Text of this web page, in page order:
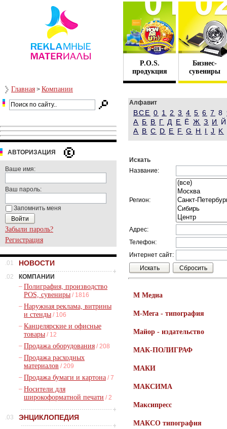
P.O.S.
продукция
Бизнес-
сувениры
Главная > Компании
АВТОРИЗАЦИЯ
Ваше имя:
Ваш пароль:
Запомнить меня
Забыли пароль?
Регистрация
.01 НОВОСТИ
.02
КОМПАНИИ
– Полиграфия, производство
POS, сувениры / 1816
– Наружная реклама, витрины
и стенды / 106
– Канцелярские и офисные
товары / 12
– Продажа оборудования / 208
– Продажа расходных
материалов / 209
– Продажа бумаги и картона / 7
– Носители для
широкоформатной печати / 2
.03 ЭНЦИКЛОПЕДИЯ
Алфавит
ВСЕ 0 1 2 3 4 5 6 7 8
А Б В Г Д Е Ё Ж З И
A B C D E F G H I J K
Искать
Название:
Регион:
Адрес:
Телефон:
Интернет сайт:
М Медиа
М-Мега - типография
Майор - издательство
МАК-ПОЛИГРАФ
МАКИ
МАКСИМА
Максипресс
МАКСО типография